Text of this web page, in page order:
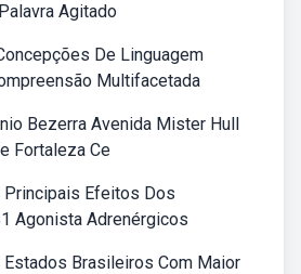
Agitado
De Linguagem
Multifacetada
Bezerra Avenida Mister Hull
Fortaleza Ce
Principais Efeitos Dos
Agonista Adrenérgicos
Estados Brasileiros Com Maior